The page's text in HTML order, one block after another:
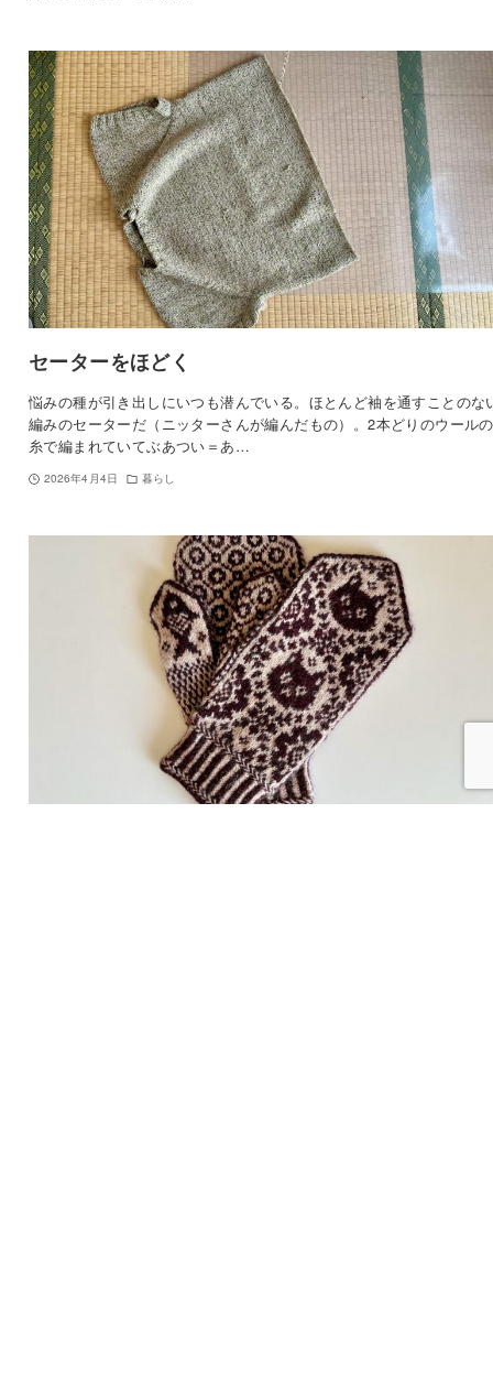
セーターをほどく
悩みの種が引き出しにいつも潜んでいる。ほとんど袖を通すことのな
編みのセーターだ（ニッターさんが編んだもの）。2本どりのウール
糸で編まれていてぶあつい＝あ…
2026年4月4日 暮らし